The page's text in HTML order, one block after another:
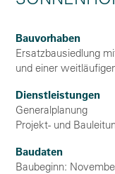
Bauvorhaben
Ersatzbausiedlung
und einer
Dienstleistungen
Generalplanung
Projekt- und
Baudaten
Baubeginn: